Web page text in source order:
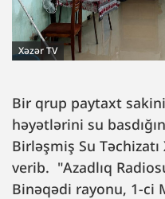
Xəzər TV
Bir qrup paytaxt
həyətlərini su
Birləşmiş Su
verib. "Azadlıq
Binəqədi rayonu, 1-ci